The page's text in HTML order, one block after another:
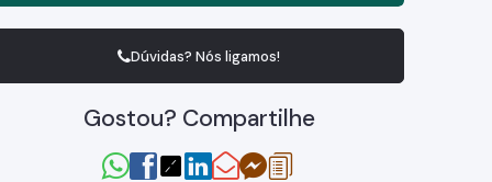
Dúvidas? Nós ligamos!
Gostou? Compartilhe